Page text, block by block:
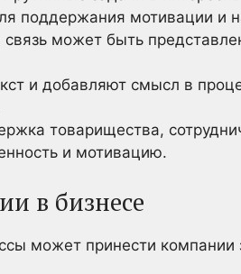
поддержания мотивации и
может быть
и добавляют смысл в
товарищества,
и мотивацию.
в бизнесе
может принести